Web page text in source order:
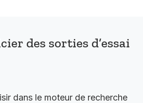
des sorties d’essai
dans le moteur de recherche